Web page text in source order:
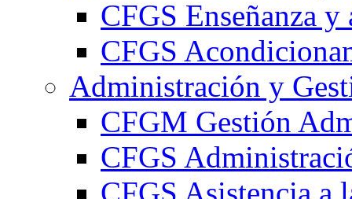
CFGS Enseñanza
CFGS
Administración y
CFGM Gestión
CFGS
CFGS Asistencia a